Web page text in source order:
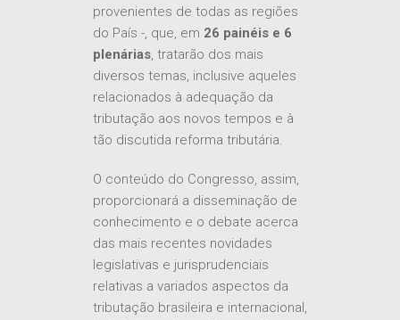
provenientes de todas as regiões
do País -, que, em 26 painéis e 6
plenárias, tratarão dos mais
diversos temas, inclusive aqueles
relacionados à adequação da
tributação aos novos tempos e à
tão discutida reforma tributária.
O conteúdo do Congresso, assim,
proporcionará a disseminação de
conhecimento e o debate acerca
das mais recentes novidades
legislativas e jurisprudenciais
relativas a variados aspectos da
tributação brasileira e internacional,